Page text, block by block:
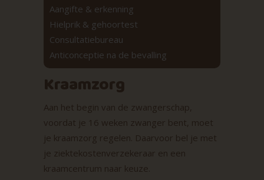
Aangifte & erkenning
Hielprik & gehoortest
Consultatiebureau
Anticonceptie na de bevalling
Kraamzorg
Aan het begin van de zwangerschap,
voordat je 16 weken zwanger bent, moet
je kraamzorg regelen. Daarvoor bel je met
je ziektekostenverzekeraar en een
kraamcentrum naar keuze.